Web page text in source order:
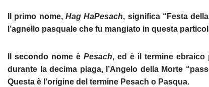
Il primo nome, Hag HaPesach, significa “Festa
l’agnello pasquale che fu mangiato in questa
Il secondo nome èPesach, ed è il termine ebraico
durante la decima piaga, l’Angelo della Morte
Questa è l’origine del termine Pesach o Pasqua.